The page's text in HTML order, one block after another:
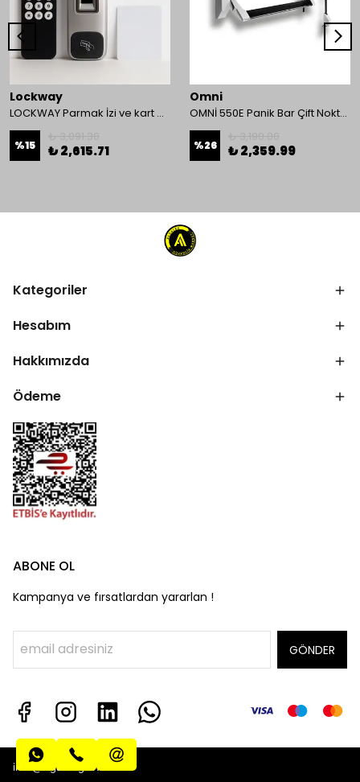
Lockway
LOCKWAY Parmak İzi ve kart Okuyucu Kontrol Paneli
%15 ₺ 2,615.71
Omni
OMNİ 550E Panik Bar Çift Nokta Yüzey Tip
%26 ₺ 2,359.99
Kategoriler
Hesabım
Hakkımızda
Ödeme
ABONE OL
Kampanya ve fırsatlardan yararlan !
GÖNDER
info@algatecguv.com